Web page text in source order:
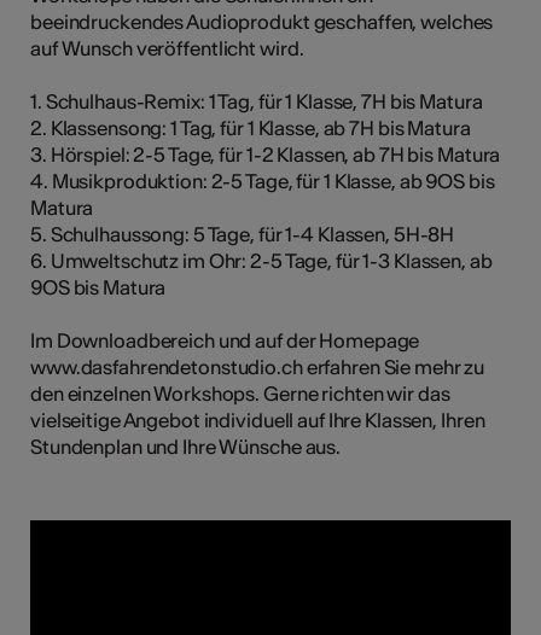
beeindruckendes Audioprodukt geschaffen, welches
auf Wunsch veröffentlicht wird.
1. Schulhaus-Remix: 1 Tag, für 1 Klasse, 7H bis Matura
2. Klassensong: 1 Tag, für 1 Klasse, ab 7H bis Matura
3. Hörspiel: 2-5 Tage, für 1-2 Klassen, ab 7H bis Matura
4. Musikproduktion: 2-5 Tage, für 1 Klasse, ab 9OS bis
Matura
5. Schulhaussong: 5 Tage, für 1-4 Klassen, 5H-8H
6. Umweltschutz im Ohr: 2-5 Tage, für 1-3 Klassen, ab
9OS bis Matura
Im Downloadbereich und auf der Homepage
www.dasfahrendetonstudio.ch erfahren Sie mehr zu
den einzelnen Workshops. Gerne richten wir das
vielseitige Angebot individuell auf Ihre Klassen, Ihren
Stundenplan und Ihre Wünsche aus.